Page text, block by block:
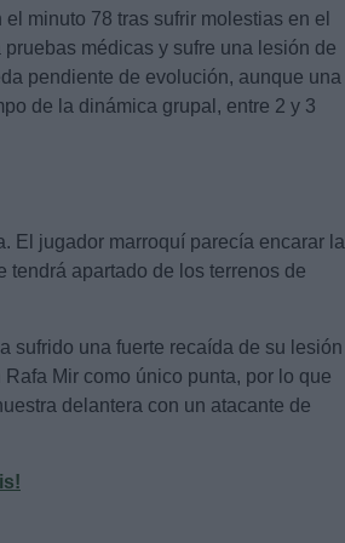
minuto 78 tras sufrir molestias en el
médicas y sufre una lesión de
pendiente de evolución, aunque una
de la dinámica grupal, entre 2 y 3
El jugador marroquí parecía encarar la
tendrá apartado de los terrenos de
sufrido una fuerte recaída de su lesión
Mir como único punta, por lo que
delantera con un atacante de